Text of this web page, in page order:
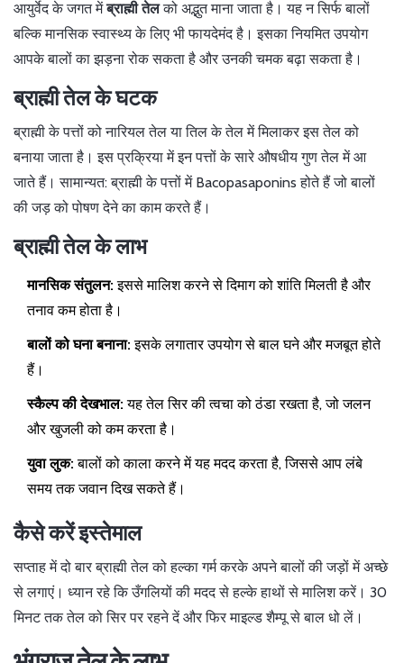
आयुर्वेद के जगत मेंब्राह्मी तेलको अद्भुत माना जाता है। यह न सिर्फ बालों
बल्कि मानसिक स्वास्थ्य के लिए भी फायदेमंद है। इसका नियमित उपयोग
आपके बालों का झड़ना रोक सकता है और उनकी चमक बढ़ा सकता है।
ब्राह्मी तेल के घटक
ब्राह्मी के पत्तों को नारियल तेल या तिल के तेल में मिलाकर इस तेल को
बनाया जाता है। इस प्रक्रिया में इन पत्तों के सारे औषधीय गुण तेल में आ
जाते हैं। सामान्यत: ब्राह्मी के पत्तों में Bacopasaponins होते हैं जो बालों
की जड़ को पोषण देने का काम करते हैं।
ब्राह्मी तेल के लाभ
मानसिक संतुलन: इससे मालिश करने से दिमाग को शांति मिलती है और
तनाव कम होता है।
बालों को घना बनाना: इसके लगातार उपयोग से बाल घने और मजबूत होते
हैं।
स्कैल्प की देखभाल: यह तेल सिर की त्वचा को ठंडा रखता है, जो जलन
और खुजली को कम करता है।
युवा लुक: बालों को काला करने में यह मदद करता है, जिससे आप लंबे
समय तक जवान दिख सकते हैं।
कैसे करें इस्तेमाल
सप्ताह में दो बार ब्राह्मी तेल को हल्का गर्म करके अपने बालों की जड़ों में अच्छे
से लगाएं। ध्यान रहे कि उँगलियों की मदद से हल्के हाथों से मालिश करें। 30
मिनट तक तेल को सिर पर रहने दें और फिर माइल्ड शैम्पू से बाल धो लें।